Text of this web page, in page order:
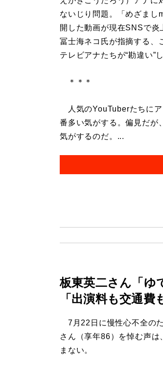
ないじり問題。「めざまし
開した動画が現在SNSで炎
冨士海ネコ氏が指摘する、
テレビアナたちが“勘違い”
＊＊＊
人気のYouTuberたちにア
番多い気がする。偏見だが
気がするのだ。...
板東英二さん「ゆ
「出演料も交通
7月22日に慢性心不全の
さん（享年86）を悼む声
まない。